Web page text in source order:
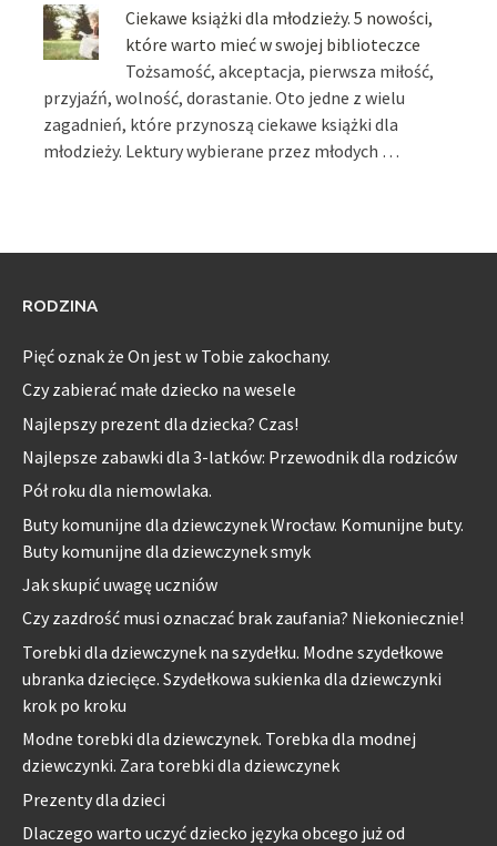
Ciekawe książki dla młodzieży. 5 nowości,
które warto mieć w swojej biblioteczce
Tożsamość, akceptacja, pierwsza miłość,
przyjaźń, wolność, dorastanie. Oto jedne z wielu
zagadnień, które przynoszą ciekawe książki dla
młodzieży. Lektury wybierane przez młodych …
RODZINA
Pięć oznak że On jest w Tobie zakochany.
Czy zabierać małe dziecko na wesele
Najlepszy prezent dla dziecka? Czas!
Najlepsze zabawki dla 3-latków: Przewodnik dla rodziców
Pół roku dla niemowlaka.
Buty komunijne dla dziewczynek Wrocław. Komunijne buty.
Buty komunijne dla dziewczynek smyk
Jak skupić uwagę uczniów
Czy zazdrość musi oznaczać brak zaufania? Niekoniecznie!
Torebki dla dziewczynek na szydełku. Modne szydełkowe
ubranka dziecięce. Szydełkowa sukienka dla dziewczynki
krok po kroku
Modne torebki dla dziewczynek. Torebka dla modnej
dziewczynki. Zara torebki dla dziewczynek
Prezenty dla dzieci
Dlaczego warto uczyć dziecko języka obcego już od